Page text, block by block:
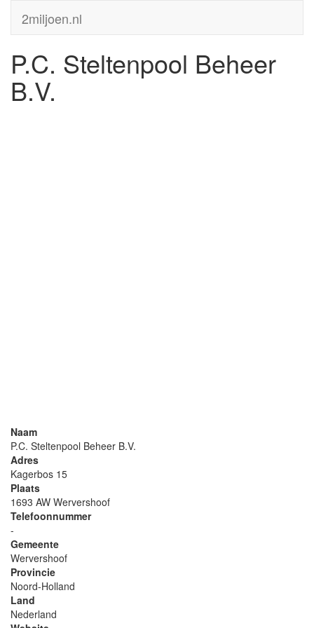
2miljoen.nl
P.C. Steltenpool Beheer
B.V.
Naam
P.C. Steltenpool Beheer B.V.
Adres
Kagerbos 15
Plaats
1693 AW Wervershoof
Telefoonnummer
-
Gemeente
Wervershoof
Provincie
Noord-Holland
Land
Nederland